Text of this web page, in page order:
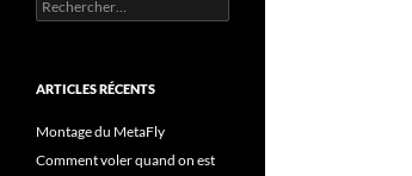
ARTICLES RÉCENTS
Montage du MetaFly
Comment voler quand on est